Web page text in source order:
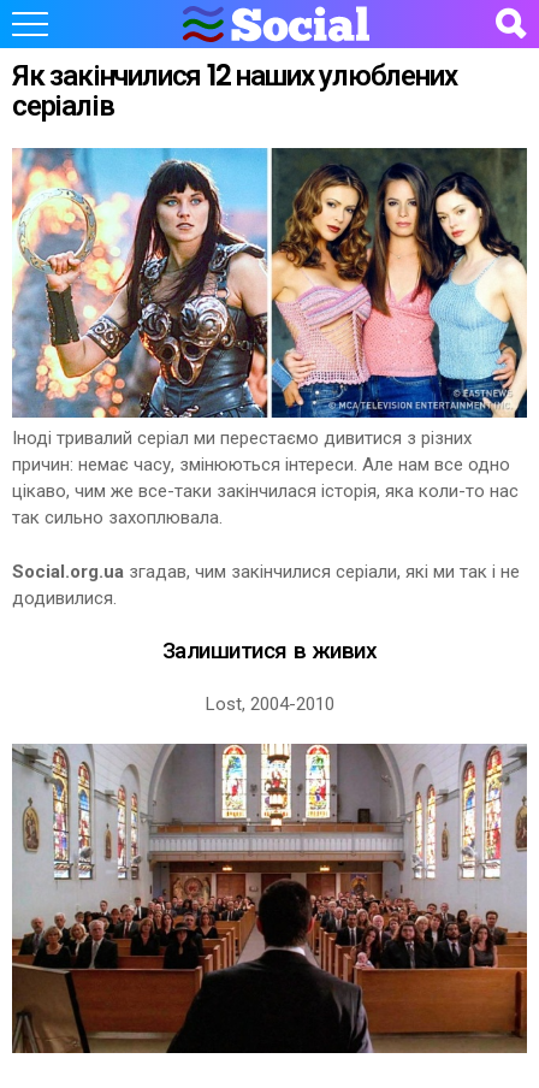
Як закінчилися 12 наших улюблених
серіалів
Іноді тривалий серіал ми перестаємо дивитися з різних
причин: немає часу, змінюються інтереси. Але нам все одно
цікаво, чим же все-таки закінчилася історія, яка коли-то нас
так сильно захоплювала.
Social.org.ua згадав, чим закінчилися серіали, які ми так і не
додивилися.
Залишитися в живих
Lost, 2004-2010